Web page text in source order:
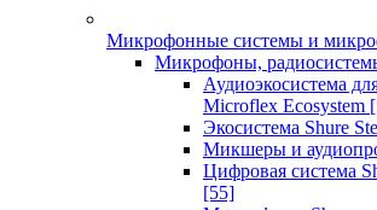
Микрофонные системы и
Микрофоны,
Аудиоэкосистема
Microflex Ecosystem
Экосистема Shure
Микшеры и
Цифровая система
[55]